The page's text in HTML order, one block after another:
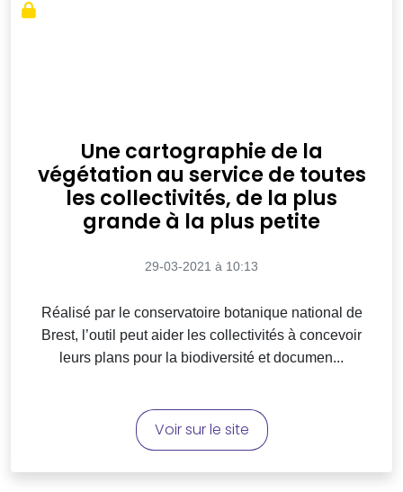
Une cartographie de la
végétation au service de toutes
les collectivités, de la plus
grande à la plus petite
29-03-2021 à 10:13
Réalisé par le conservatoire botanique national de
Brest, l’outil peut aider les collectivités à concevoir
leurs plans pour la biodiversité et documen...
Voir sur le site